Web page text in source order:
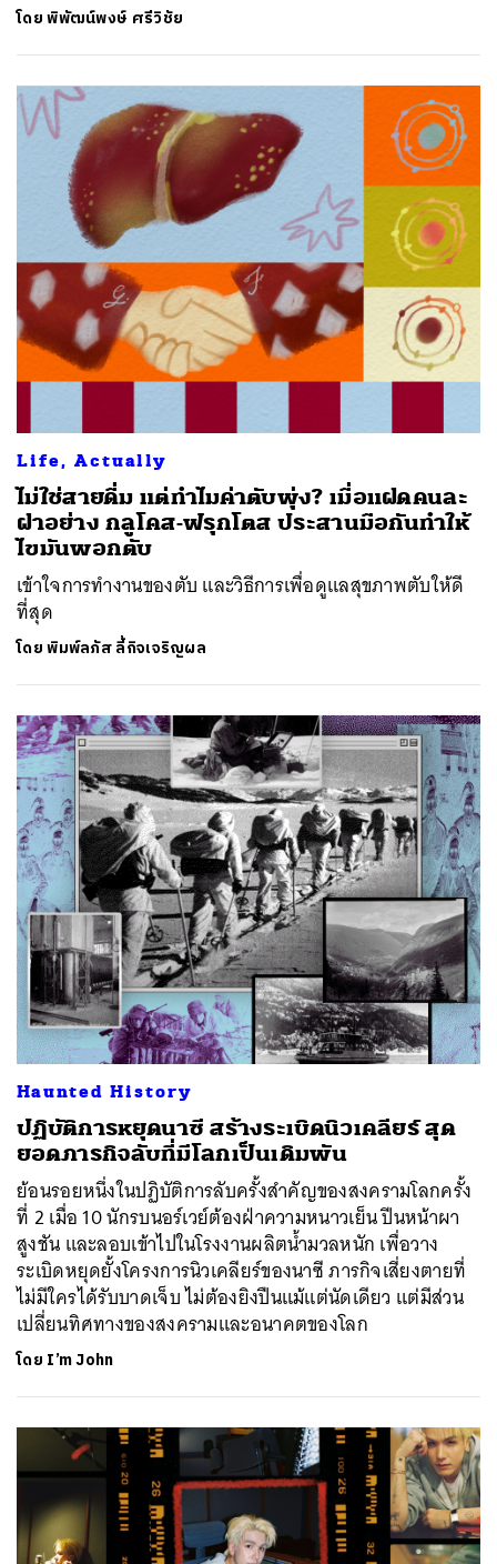
โดยพิพัฒน์พงษ์ ศรีวิชัย
Life, Actually
ไม่ใช่สายดื่ม แต่ทำไมค่าตับพุ่ง? เมื่อแฝดคนละ
ฝาอย่าง กลูโคส-ฟรุกโตส ประสานมือกันทำให้
ไขมันพอกตับ
เข้าใจการทำงานของตับ และวิธีการเพื่อดูแลสุขภาพตับให้ดี
ที่สุด
โดยพิมพ์ลภัส ลี้กิจเจริญผล
Haunted History
ปฏิบัติการหยุดนาซี สร้างระเบิดนิวเคลียร์ สุด
ยอดภารกิจลับที่มีโลกเป็นเดิมพัน
ย้อนรอยหนึ่งในปฏิบัติการลับครั้งสำคัญของสงครามโลกครั้ง
ที่ 2 เมื่อ 10 นักรบนอร์เวย์ต้องฝ่าความหนาวเย็น ปีนหน้าผา
สูงชัน และลอบเข้าไปในโรงงานผลิตน้ำมวลหนัก เพื่อวาง
ระเบิดหยุดยั้งโครงการนิวเคลียร์ของนาซี ภารกิจเสี่ยงตายที่
ไม่มีใครได้รับบาดเจ็บ ไม่ต้องยิงปืนแม้แต่นัดเดียว แต่มีส่วน
เปลี่ยนทิศทางของสงครามและอนาคตของโลก
โดย I’m John